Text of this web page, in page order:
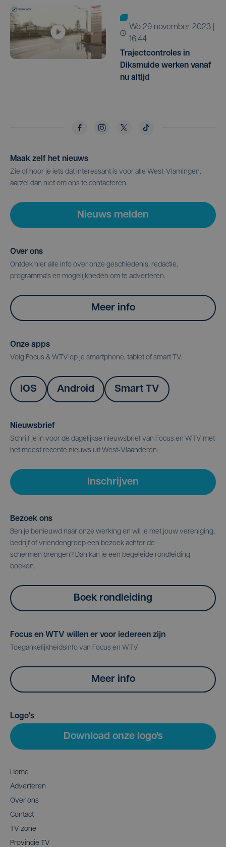
wo 29 november 2023 |
16:44
Trajectcontroles in
Diksmuide werken vanaf
nu altijd
Maak zelf het nieuws
Zie of hoor je iets dat interessant is voor alle West-Vlamingen,
aarzel dan niet om ons te contacteren.
Nieuws melden
Over ons
Ontdek hier alle info over onze geschiedenis, redactie,
programma's en mogelijkheden om te adverteren.
Meer info
Onze apps
Volg Focus & WTV op je smartphone, tablet of smart TV.
IOS Android Smart TV
Nieuwsbrief
Schrijf je in voor de dagelijkse nieuwsbrief van Focus en WTV met
het meest recente nieuws uit West-Vlaanderen.
Inschrijven
Bezoek ons
Ben je benieuwd naar onze werking en wil je met jouw vereniging,
bedrijf of vriendengroep een bezoek achter de
schermen brengen? Dan kan je een begeleide rondleiding
boeken.
Boek rondleiding
Focus en WTV willen er voor iedereen zijn
Toegankelijkheidsinfo van Focus en WTV
Meer info
Logo's
Download onze logo's
Home
Adverteren
Over ons
Contact
TV zone
Provincie TV